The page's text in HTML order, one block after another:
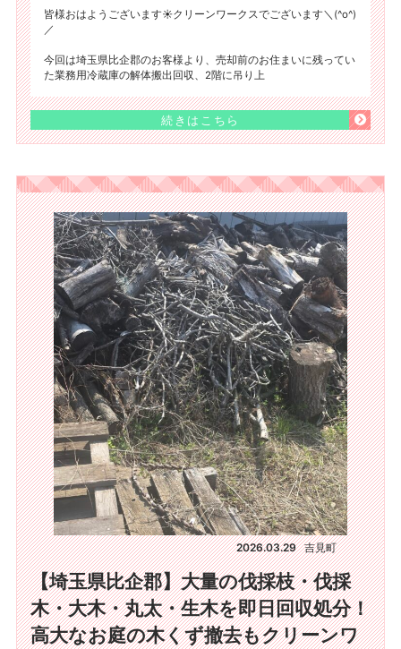
皆様おはようございます☀️クリーンワークスでございます＼(^o^)
／
今回は埼玉県比企郡のお客様より、売却前のお住まいに残ってい
た業務用冷蔵庫の解体搬出回収、2階に吊り上
続きはこちら
2026.03.29 吉見町
【埼玉県比企郡】大量の伐採枝・伐採
木・大木・丸太・生木を即日回収処分！
高大なお庭の木くず撤去もクリーンワ